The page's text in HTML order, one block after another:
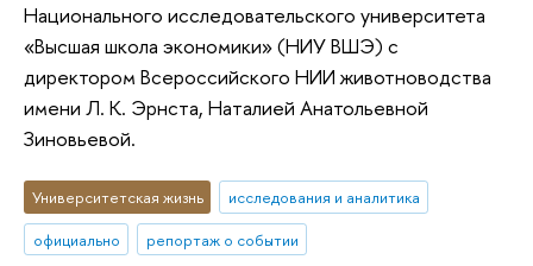
Национального исследовательского университета
«Высшая школа экономики» (НИУ ВШЭ) с
директором Всероссийского НИИ животноводства
имени Л. К. Эрнста, Наталией Анатольевной
Зиновьевой.
Университетская жизнь
исследования и аналитика
официально
репортаж о событии